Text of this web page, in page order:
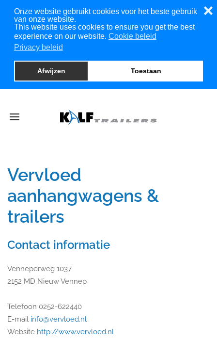
Onze website gebruikt cookies voor het beste gebruik
van onze website.
This website uses cookies to ensure you get the best
experience on our website. Cookie beleid
Privacy beleid
Afwijzen Toestaan
❌
Vervloed
aanhangwagens &
trailers
Contact informatie
Venneperweg 1037
2152 MD Nieuw Vennep
Telefoon 0252-622440
E-mail info@vervloed.nl
Website http://www.vervloed.nl